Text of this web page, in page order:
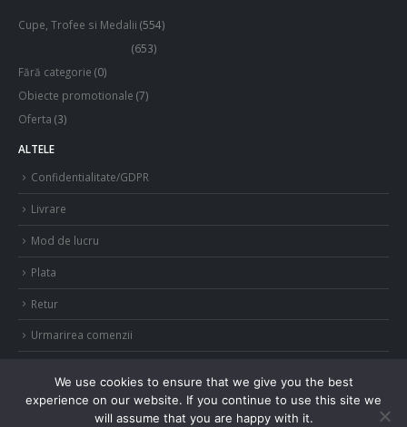
Cupe, Trofee si Medalii (554)
(653)
Fără categorie (0)
Obiecte promotionale (7)
Oferta (3)
ALTELE
Confidentialitate/GDPR
Livrare
Mod de lucru
Plata
Retur
Urmarirea comenzii
We use cookies to ensure that we give you the best
experience on our website. If you continue to use this site we
will assume that you are happy with it.